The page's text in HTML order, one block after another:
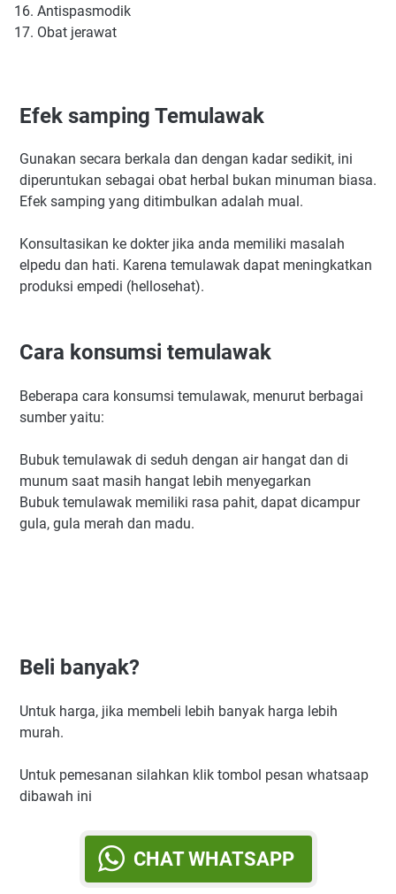
Antispasmodik
Obat jerawat
Efek samping Temulawak
Gunakan secara berkala dan dengan kadar sedikit, ini
diperuntukan sebagai obat herbal bukan minuman biasa.
Efek samping yang ditimbulkan adalah mual.
Konsultasikan ke dokter jika anda memiliki masalah
elpedu dan hati. Karena temulawak dapat meningkatkan
produksi empedi (hellosehat).
Cara konsumsi temulawak
Beberapa cara konsumsi temulawak, menurut berbagai
sumber yaitu:
Bubuk temulawak di seduh dengan air hangat dan di
munum saat masih hangat lebih menyegarkan
Bubuk temulawak memiliki rasa pahit, dapat dicampur
gula, gula merah dan madu.
Beli banyak?
Untuk harga, jika membeli lebih banyak harga lebih
murah.
Untuk pemesanan silahkan klik tombol pesan whatsaap
dibawah ini
CHAT WHATSAPP